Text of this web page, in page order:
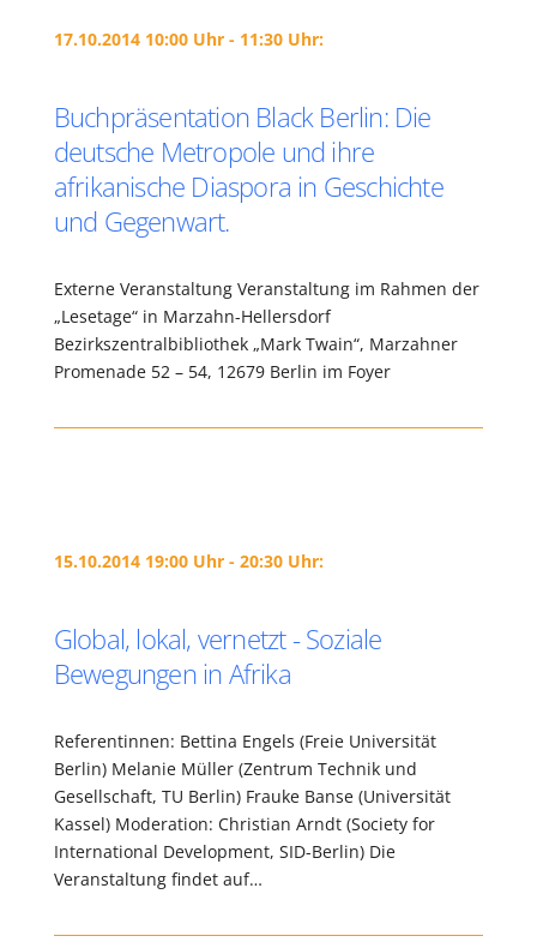
17.10.2014 10:00 Uhr - 11:30 Uhr:
Buchpräsentation Black Berlin: Die
deutsche Metropole und ihre
afrikanische Diaspora in Geschichte
und Gegenwart.
Externe Veranstaltung Veranstaltung im Rahmen der
„Lesetage“ in Marzahn-Hellersdorf
Bezirkszentralbibliothek „Mark Twain“, Marzahner
Promenade 52 – 54, 12679 Berlin im Foyer
15.10.2014 19:00 Uhr - 20:30 Uhr:
Global, lokal, vernetzt - Soziale
Bewegungen in Afrika
Referentinnen: Bettina Engels (Freie Universität
Berlin) Melanie Müller (Zentrum Technik und
Gesellschaft, TU Berlin) Frauke Banse (Universität
Kassel) Moderation: Christian Arndt (Society for
International Development, SID-Berlin) Die
Veranstaltung findet auf…